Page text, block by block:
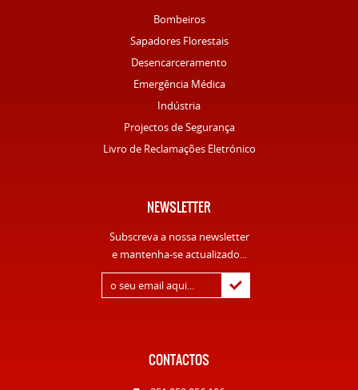
Bombeiros
Sapadores Florestais
Desencarceramento
Emergência Médica
Indústria
Projectos de Segurança
Livro de Reclamações Eletrónico
NEWSLETTER
Subscreva a nossa newsletter
e mantenha-se actualizado...
CONTACTOS